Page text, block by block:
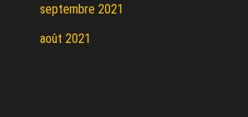
septembre 2021
août 2021